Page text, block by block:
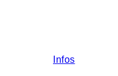
Infos